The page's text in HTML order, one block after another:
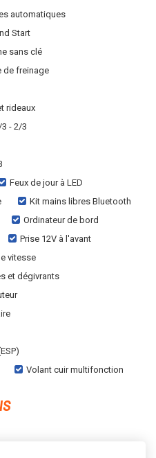
automatiques
Start
sans clé
de freinage
rideaux
- 2/3
Feux de jour à LED
Kit mains libres Bluetooth
Ordinateur de bord
Prise 12V à l'avant
vitesse
et dégivrants
Volant cuir multifonction